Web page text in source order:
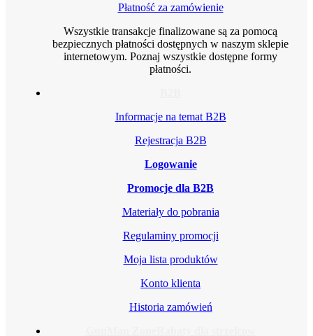
Płatność za zamówienie
Wszystkie transakcje finalizowane są za pomocą
bezpiecznych płatności dostępnych w naszym sklepie
internetowym. Poznaj wszystkie dostępne formy
płatności.
Informacje na temat B2B
Rejestracja B2B
Logowanie
Promocje dla B2B
Materiały do pobrania
Regulaminy promocji
Moja lista produktów
Konto klienta
Historia zamówień